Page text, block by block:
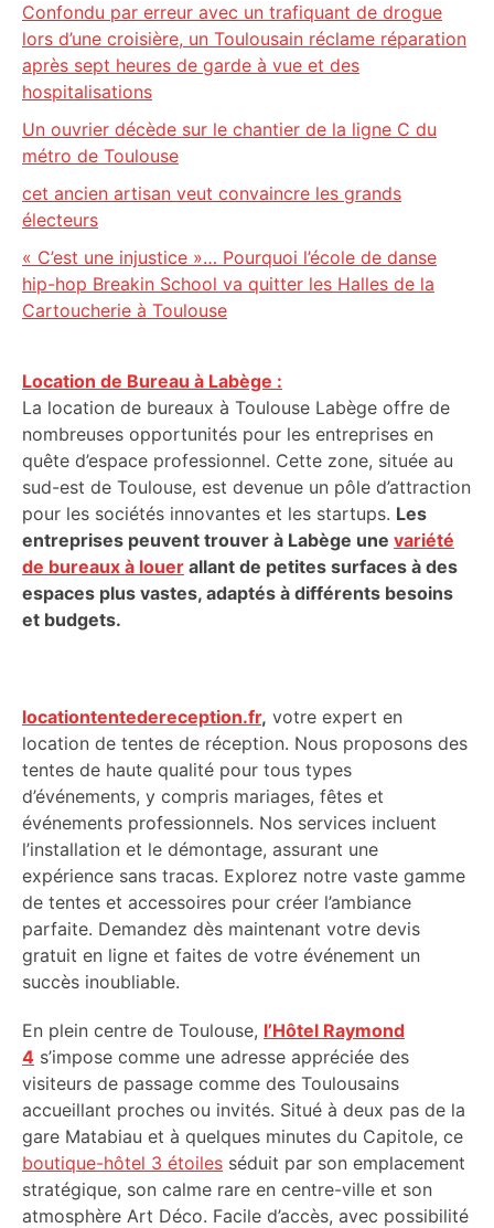
Confondu par erreur avec un trafiquant de drogue
lors d’une croisière, un Toulousain réclame réparation
après sept heures de garde à vue et des
hospitalisations
Un ouvrier décède sur le chantier de la ligne C du
métro de Toulouse
cet ancien artisan veut convaincre les grands
électeurs
« C’est une injustice »… Pourquoi l’école de danse
hip-hop Breakin School va quitter les Halles de la
Cartoucherie à Toulouse
Location de Bureau à Labège :
La location de bureaux à Toulouse Labège offre de
nombreuses opportunités pour les entreprises en
quête d’espace professionnel. Cette zone, située au
sud-est de Toulouse, est devenue un pôle d’attraction
pour les sociétés innovantes et les startups. Les
entreprises peuvent trouver à Labège une variété
de bureaux à louer allant de petites surfaces à des
espaces plus vastes, adaptés à différents besoins
et budgets.
locationtentedereception.fr, votre expert en
location de tentes de réception. Nous proposons des
tentes de haute qualité pour tous types
d’événements, y compris mariages, fêtes et
événements professionnels. Nos services incluent
l’installation et le démontage, assurant une
expérience sans tracas. Explorez notre vaste gamme
de tentes et accessoires pour créer l’ambiance
parfaite. Demandez dès maintenant votre devis
gratuit en ligne et faites de votre événement un
succès inoubliable.
En plein centre de Toulouse, l’Hôtel Raymond
4 s’impose comme une adresse appréciée des
visiteurs de passage comme des Toulousains
accueillant proches ou invités. Situé à deux pas de la
gare Matabiau et à quelques minutes du Capitole, ce
boutique-hôtel 3 étoiles séduit par son emplacement
stratégique, son calme rare en centre-ville et son
atmosphère Art Déco. Facile d’accès, avec possibilité